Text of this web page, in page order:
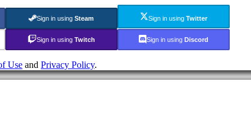
Sign in using Steam Sign in usingTwitter
Sign in using Twitch Sign in using Discord
Use and Privacy Policy.